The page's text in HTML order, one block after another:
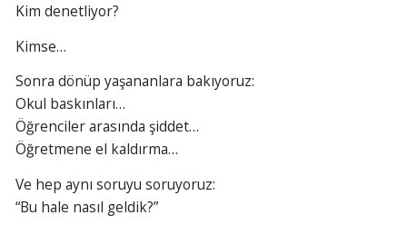
Kim denetliyor?
Kimse…
Sonra dönüp yaşananlara bakıyoruz:
Okul baskınları…
Öğrenciler arasında şiddet…
Öğretmene el kaldırma…
Ve hep aynı soruyu soruyoruz:
“Bu hale nasıl geldik?”